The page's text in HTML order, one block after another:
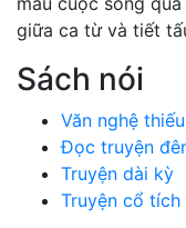
giữa ca từ và tiết
Sách nói
Văn nghệ
Đọc truyện
Truyện dài kỳ
Truyện cổ tích